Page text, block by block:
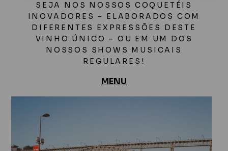
SEJA NOS NOSSOS COQUETÉIS
INOVADORES – ELABORADOS COM
DIFERENTES EXPRESSÕES DESTE
VINHO ÚNICO – OU EM UM DOS
NOSSOS SHOWS MUSICAIS
REGULARES!
MENU